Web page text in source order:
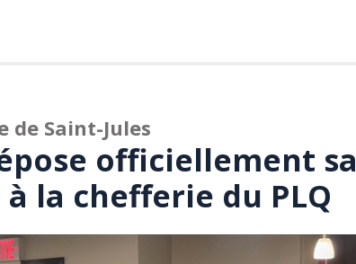
de Saint-Jules
officiellement sa
la chefferie du PLQ